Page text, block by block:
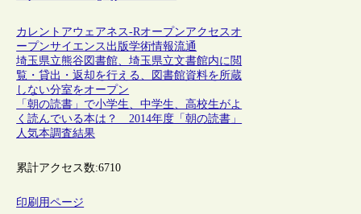
カレントアウェアネス-Rオープンアクセス オ
ープンサイエンス出版学術情報流通
埼玉県立熊谷図書館、埼玉県立文書館内に閲
覧・貸出・返却を行える、図書館資料を所蔵
しない分室をオープン
「朝の読書」で小学生、中学生、高校生がよ
く読んでいる本は？ 2014年度「朝の読書」
人気本調査結果
累計アクセス数:6710
印刷用ページ